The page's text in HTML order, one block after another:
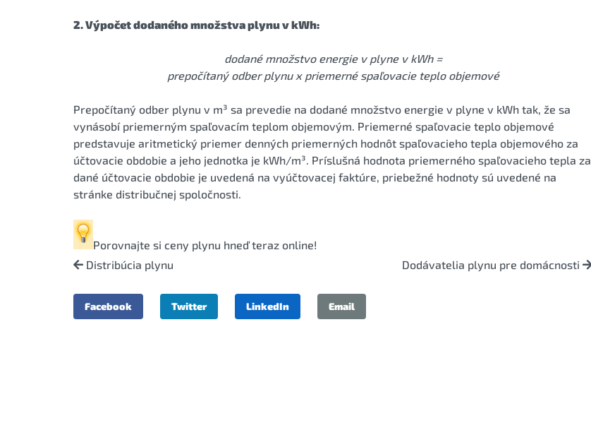
2. Výpočet dodaného množstva plynu v kWh:
dodané množstvo energie v plyne v kWh =
prepočítaný odber plynu x priemerné spaľovacie teplo objemové
Prepočítaný odber plynu v m³ sa prevedie na dodané množstvo energie v plyne v kWh tak, že sa
vynásobí priemerným spaľovacím teplom objemovým. Priemerné spaľovacie teplo objemové
predstavuje aritmetický priemer denných priemerných hodnôt spaľovacieho tepla objemového za
účtovacie obdobie a jeho jednotka je kWh/m³. Príslušná hodnota priemerného spaľovacieho tepla za
dané účtovacie obdobie je uvedená na vyúčtovacej faktúre, priebežné hodnoty sú uvedené na
stránke distribučnej spoločnosti.
Porovnajte si ceny plynu hneď teraz online!
Distribúcia plynu
Dodávatelia plynu pre domácnosti
Facebook Twitter LinkedIn Email